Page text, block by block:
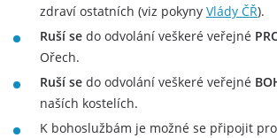
zdraví ostatních (viz pokyny Vlády ČŘ).
Ruší se do odvolání veškeré veřejné
Ořech.
Ruší se do odvolání veškeré veřejné
naších kostelích.
K bohoslužbám je možné se připojit